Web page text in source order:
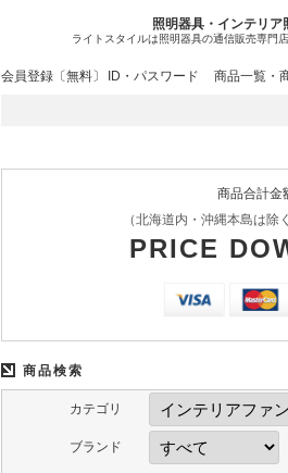
照明器具・インテリア
ライトスタイルは照明器具の通信販売専門
会員登録〔無料〕 ID・パスワード 商品一覧・
商品
商品合計金
（北海道内・沖縄本島は除
PRICE
商品検索
カテゴリ
ブランド